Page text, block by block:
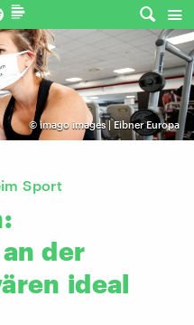
© imago images | Eibner Europa
Sport
an der
ideal